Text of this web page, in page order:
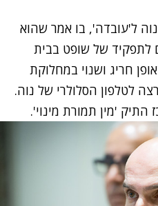
ל'עובדה', בו אמר שהוא
לתפקיד של שופט בבית
חריג ושנוי במחלוקת
לטלפון הסלולרי של נוה.
התיק 'מין תמורת מינוי'.